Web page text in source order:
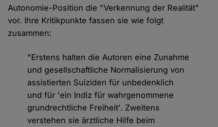
Autonomie-Position die "Verkennung der Realität"
vor. Ihre Kritikpunkte fassen sie wie folgt
zusammen:
"Erstens halten die Autoren eine Zunahme
und gesellschaftliche Normalisierung von
assistierten Suiziden für unbedenklich
und für 'ein Indiz für wahrgenommene
grundrechtliche Freiheit'. Zweitens
verstehen sie ärztliche Hilfe beim